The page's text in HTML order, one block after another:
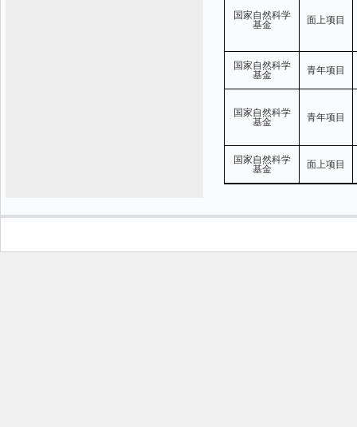
国家自然科学
基金
面上项目
国家自然科学
基金
青年项目
国家自然科学
基金
青年项目
国家自然科学
基金
面上项目